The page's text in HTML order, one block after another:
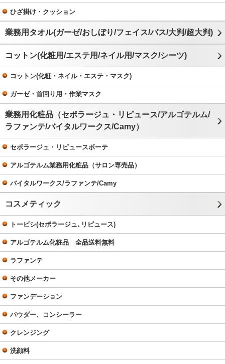
ひざ掛け・クッション
業務用タオル(ガーゼ/おしぼり/フェイス/バス/大判/超大判)
コットン(化粧用/エステ用/ネイル用/マスク/シーツ)
コットン(化粧・ネイル・エステ・マスク)
ガーゼ・首回り用・作業マスク
業務用化粧品（セポラージュ・リピュース/アルゴテルム/
ラファンテ/バイタルワークス/Camy）
セポラージュ・リピュースボーテ
アルゴテルム業務用化粧品（サロン専売品）
バイタルワークス/ラファンテ/Camy
コスメティック
トービシ(セポラージュ､リピュース)
アルゴテルム化粧品 全品送料無料
ラファンテ
その他メーカー
ファンデーション
パウダー、コンシーラー
クレンジング
洗顔料